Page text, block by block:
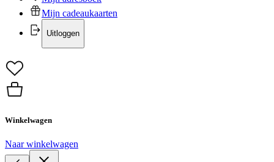
Mijn cadeaukaarten
Uitloggen
Winkelwagen
Naar winkelwagen